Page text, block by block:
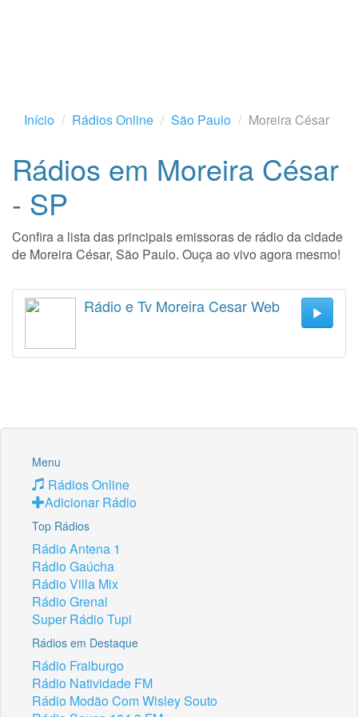
Início Rádios Online São Paulo Moreira César
Rádios em Moreira César
- SP
Confira a lista das principais emissoras de rádio da cidade
de Moreira César, São Paulo. Ouça ao vivo agora mesmo!
Rádio e Tv Moreira Cesar Web
Menu
Rádios Online
Adicionar Rádio
Top Rádios
Rádio Antena 1
Rádio Gaúcha
Rádio Villa Mix
Rádio Grenal
Super Rádio Tupi
Rádios em Destaque
Rádio Fraiburgo
Rádio Natividade FM
Rádio Modão Com Wisley Souto